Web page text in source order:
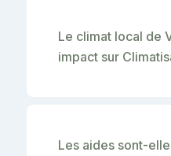
Le climat local de
impact sur
Les aides sont-